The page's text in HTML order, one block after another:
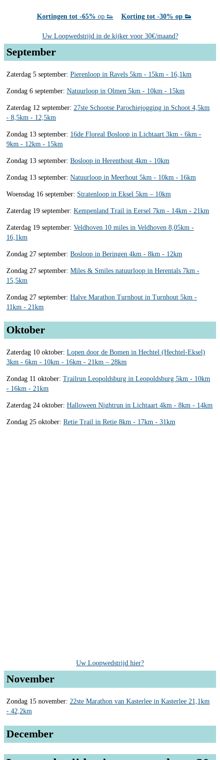
Kortingen tot -65% op 👟 Korting tot -30% op 👟
Uw Loopwedstrijd in de kijker voor 30€/maand?
September
Zaterdag 5 september: Pierenloop in Ravels 5km - 15km - 16,1km
Zondag 6 september: Natuurloop in Olmen 5km - 10km - 15km
Zaterdag 12 september: 27ste Schootse Parochiejogging in Schoot 4,5km
- 8,5km - 12,5km
Zondag 13 september: 16de Floreal Bosloop in Lichtaart 3km - 6km -
9km - 12km - 15km
Zondag 13 september: Bosloop in Herenthout 4km - 10km
Zondag 13 september: Natuurloop in Meerhout 5km - 10km - 16km
Woensdag 16 september: Stratenloop in Eksel 5km – 10km
Zaterdag 19 september: Kempenland Trail in Eersel 7km - 14km - 21km
Zaterdag 19 september: Veldhoven 10 miles in Veldhoven 8,05km -
16,1km
Zondag 27 september: Bosloop in Beringen 4km - 8km - 12km
Zondag 27 september: Miles & Smiles natuurloop in Herentals 7km -
15,5km
Zondag 27 september: Halve Marathon Turnhout in Turnhout 5km -
11km - 21km
Oktober
Zaterdag 10 oktober: Lopen door de Bomen in Hechtel (Hechtel-Eksel)
3km - 6km - 10km - 16km - 21km – 28km
Zondag 11 oktober: Trailrun Leopoldsburg in Leopoldsburg 5km - 10km
- 16km - 21km
Zaterdag 24 oktober: Halloween Nightrun in Lichtaart 4km - 8km - 14km
Zondag 25 oktober: Retie Trail in Retie 8km - 17km - 31km
Uw Loopwedstrijd hier?
November
Zondag 15 november: 22ste Marathon van Kasterlee in Kasterlee 21,1km
- 42,2km
December